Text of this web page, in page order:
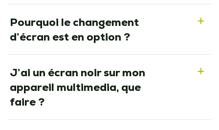
a
Pourquoi le changement
d’écran est en option ?
a
J’ai un écran noir sur mon
appareil multimedia, que
faire ?